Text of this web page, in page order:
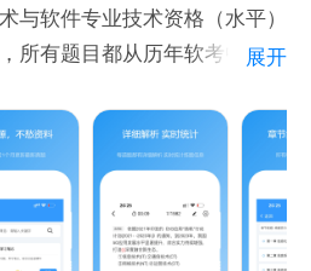
师,消防师,修理工,眼镜定配
建,英语六级,英语四级,油漆
解析
与软件专业技术资格（水平）
所有题目都从历年软考中收集
臂之力。
展开